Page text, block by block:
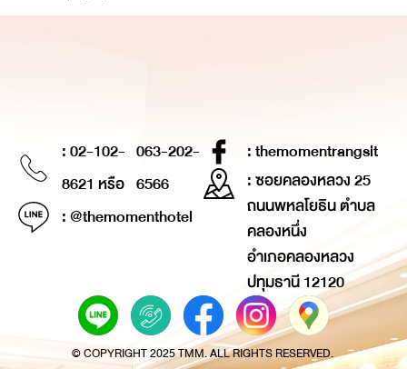
: 02-102-
8621 หรือ
063-202-
6566
: @themomenthotel
: themomentrangsit
: ซอยคลองหลวง 25
ถนนพหลโยธิน ตำบล
คลองหนึ่ง
อำเภอคลองหลวง
ปทุมธานี 12120
© COPYRIGHT 2025 TMM. ALL RIGHTS RESERVED.